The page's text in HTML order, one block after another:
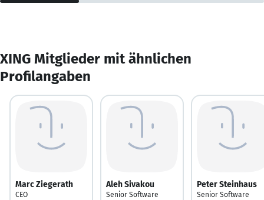
XING Mitglieder mit ähnlichen
Profilangaben
Marc Ziegerath
CEO
Aleh Sivakou
Senior Software
Peter Steinhaus
Senior Software